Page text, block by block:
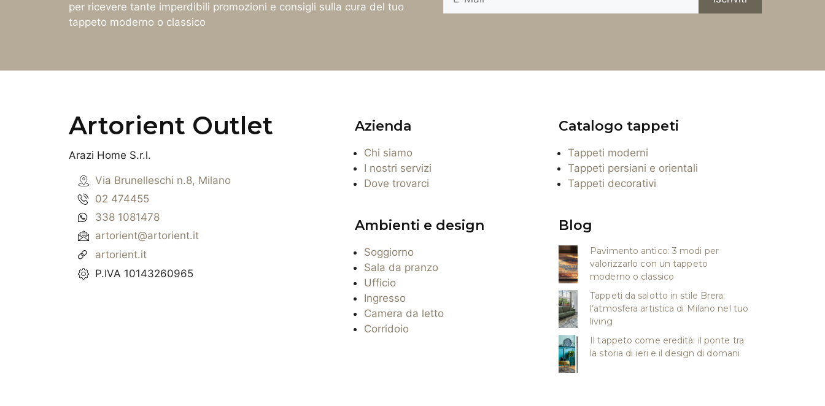
per ricevere tante imperdibili promozioni e consigli sulla cura del tuo
tappeto moderno o classico
Artorient Outlet
Arazi Home S.r.l.
Via Brunelleschi n.8, Milano
02 474455
338 1081478
artorient@artorient.it
artorient.it
P.IVA 10143260965
Azienda
Chi siamo
I nostri servizi
Dove trovarci
Catalogo tappeti
Tappeti moderni
Tappeti persiani e orientali
Tappeti decorativi
Ambienti e design
Soggiorno
Sala da pranzo
Ufficio
Ingresso
Camera da letto
Corridoio
Blog
Pavimento antico: 3 modi per
valorizzarlo con un tappeto
moderno o classico
Tappeti da salotto in stile Brera:
l’atmosfera artistica di Milano nel tuo
living
Il tappeto come eredità: il ponte tra
la storia di ieri e il design di domani